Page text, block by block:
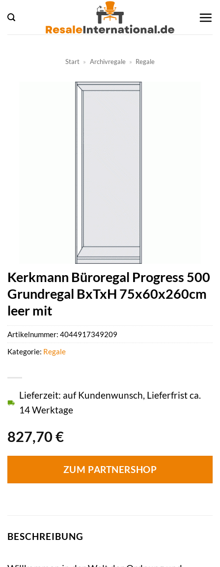
Inhalt
springen
Start » Archivregale » Regale
Kerkmann Büroregal Progress 500
Grundregal BxTxH 75x60x260cm
leer mit
827,70 €
Lieferzeit: auf Kundenwunsch, Lieferfrist ca.
14 Werktage
ZUM PARTNERSHOP
Artikelnummer: 4044917349209
Kategorie: Regale
BESCHREIBUNG